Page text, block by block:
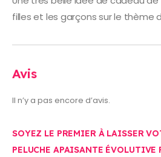
filles et les garçons sur le thème
Avis
Il n’y a pas encore d’avis.
SOYEZ LE PREMIER À LAISSER
PELUCHE APAISANTE ÉVOLUTIVE